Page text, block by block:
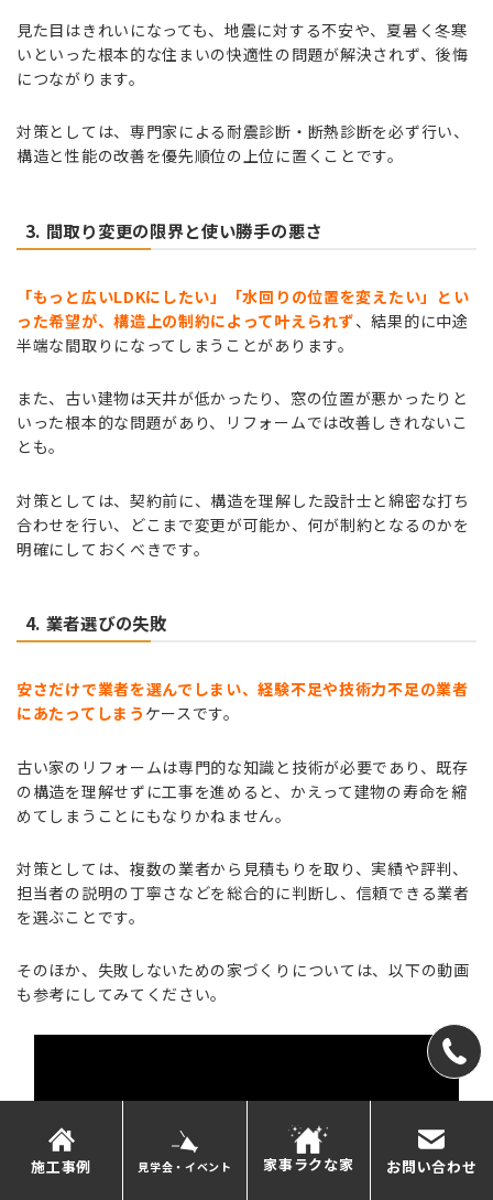
見た目はきれいになっても、地震に対する不安や、夏暑く冬寒
いといった根本的な住まいの快適性の問題が解決されず、後悔
につながります。
対策としては、専門家による耐震診断・断熱診断を必ず行い、
構造と性能の改善を優先順位の上位に置くことです。
3. 間取り変更の限界と使い勝手の悪さ
「もっと広いLDKにしたい」「水回りの位置を変えたい」とい
った希望が、構造上の制約によって叶えられず、結果的に中途
半端な間取りになってしまうことがあります。
また、古い建物は天井が低かったり、窓の位置が悪かったりと
いった根本的な問題があり、リフォームでは改善しきれないこ
とも。
対策としては、契約前に、構造を理解した設計士と綿密な打ち
合わせを行い、どこまで変更が可能か、何が制約となるのかを
明確にしておくべきです。
4. 業者選びの失敗
安さだけで業者を選んでしまい、経験不足や技術力不足の業者
にあたってしまう ケースです。
古い家のリフォームは専門的な知識と技術が必要であり、既存
の構造を理解せずに工事を進めると、かえって建物の寿命を縮
めてしまうことにもなりかねません。
対策としては、複数の業者から見積もりを取り、実績や評判、
担当者の説明の丁寧さなどを総合的に判断し、信頼できる業者
を選ぶことです。
そのほか、失敗しないための家づくりについては、以下の動画
も参考にしてみてください。
施工事例 見学会・イベント 家事ラクな家 お問い合わせ